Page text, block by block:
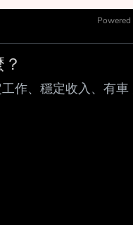
Powered
作、穩定收入、有